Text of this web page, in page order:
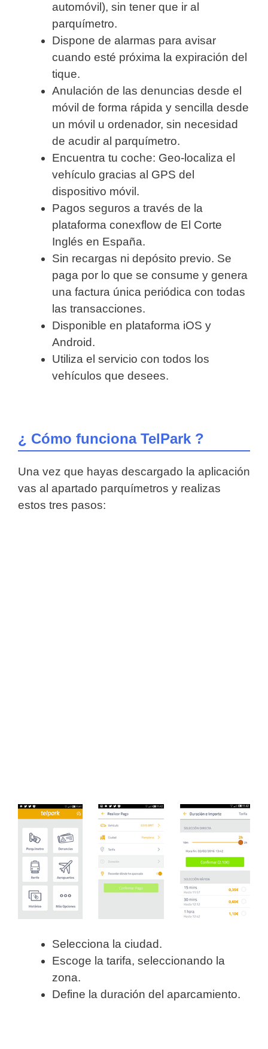
automóvil), sin tener que ir al
parquímetro.
Dispone de alarmas para avisar
cuando esté próxima la expiración del
tique.
Anulación de las denuncias desde el
móvil de forma rápida y sencilla desde
un móvil u ordenador, sin necesidad
de acudir al parquímetro.
Encuentra tu coche: Geo-localiza el
vehículo gracias al GPS del
dispositivo móvil.
Pagos seguros a través de la
plataforma conexflow de El Corte
Inglés en España.
Sin recargas ni depósito previo. Se
paga por lo que se consume y genera
una factura única periódica con todas
las transacciones.
Disponible en plataforma iOS y
Android.
Utiliza el servicio con todos los
vehículos que desees.
¿ Cómo funciona TelPark ?
Una vez que hayas descargado la aplicación
vas al apartado parquímetros y realizas
estos tres pasos:
Selecciona la ciudad.
Escoge la tarifa, seleccionando la
zona.
Define la duración del aparcamiento.